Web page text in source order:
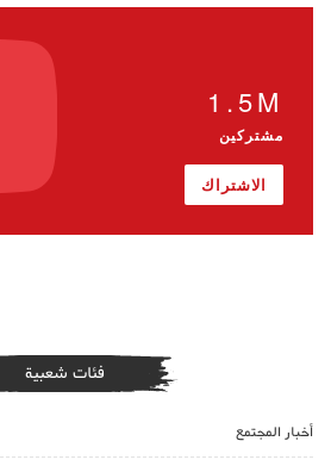
1.5M
مشتركين
الاشتراك
فئات شعبية
أخبار المجتمع